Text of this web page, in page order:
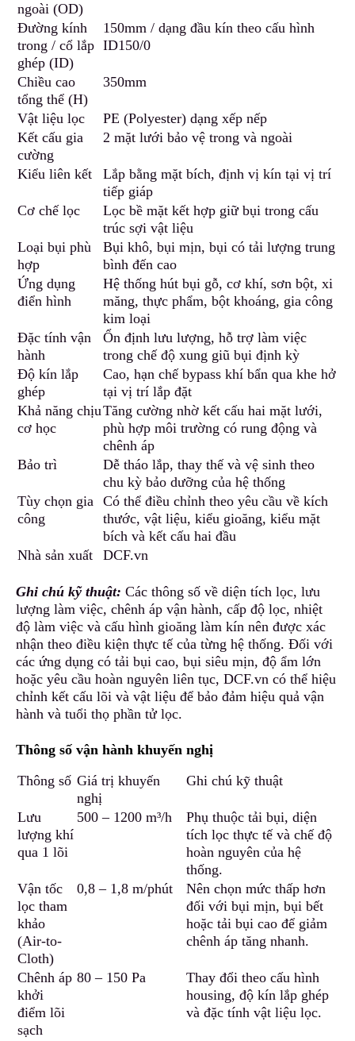
ngoài (OD)
Đường kính
trong / cổ lắp
ghép (ID)
150mm / dạng đầu kín theo cấu hình
ID150/0
Chiều cao
tổng thể (H)
350mm
Vật liệu lọc
PE (Polyester) dạng xếp nếp
Kết cấu gia
cường
2 mặt lưới bảo vệ trong và ngoài
Kiểu liên kết Lắp bằng mặt bích, định vị kín tại vị trí
tiếp giáp
Cơ chế lọc
Lọc bề mặt kết hợp giữ bụi trong cấu
trúc sợi vật liệu
Loại bụi phù
hợp
Bụi khô, bụi mịn, bụi có tải lượng trung
bình đến cao
Ứng dụng
điển hình
Hệ thống hút bụi gỗ, cơ khí, sơn bột, xi
măng, thực phẩm, bột khoáng, gia công
kim loại
Đặc tính vận
hành
Ổn định lưu lượng, hỗ trợ làm việc
trong chế độ xung giũ bụi định kỳ
Độ kín lắp
ghép
Cao, hạn chế bypass khí bẩn qua khe hở
tại vị trí lắp đặt
Khả năng chịu
cơ học
Tăng cường nhờ kết cấu hai mặt lưới,
phù hợp môi trường có rung động và
chênh áp
Bảo trì
Dễ tháo lắp, thay thế và vệ sinh theo
chu kỳ bảo dưỡng của hệ thống
Tùy chọn gia
công
Có thể điều chỉnh theo yêu cầu về kích
thước, vật liệu, kiểu gioăng, kiểu mặt
bích và kết cấu hai đầu
Nhà sản xuất
DCF.vn
Ghi chú kỹ thuật: Các thông số về diện tích lọc, lưu
lượng làm việc, chênh áp vận hành, cấp độ lọc, nhiệt
độ làm việc và cấu hình gioăng làm kín nên được xác
nhận theo điều kiện thực tế của từng hệ thống. Đối với
các ứng dụng có tải bụi cao, bụi siêu mịn, độ ẩm lớn
hoặc yêu cầu hoàn nguyên liên tục, DCF.vn có thể hiệu
chỉnh kết cấu lõi và vật liệu để bảo đảm hiệu quả vận
hành và tuổi thọ phần tử lọc.
Thông số vận hành khuyến nghị
Thông số Giá trị khuyến
nghị
Ghi chú kỹ thuật
Lưu
lượng khí
qua 1 lõi
500 – 1200 m³/h
Phụ thuộc tải bụi, diện
tích lọc thực tế và chế độ
hoàn nguyên của hệ
thống.
Vận tốc
lọc tham
khảo
(Air-to-
Cloth)
0,8 – 1,8 m/phút
Nên chọn mức thấp hơn
đối với bụi mịn, bụi bết
hoặc tải bụi cao để giảm
chênh áp tăng nhanh.
Chênh áp
khởi
điểm lõi
sạch
80 – 150 Pa
Thay đổi theo cấu hình
housing, độ kín lắp ghép
và đặc tính vật liệu lọc.